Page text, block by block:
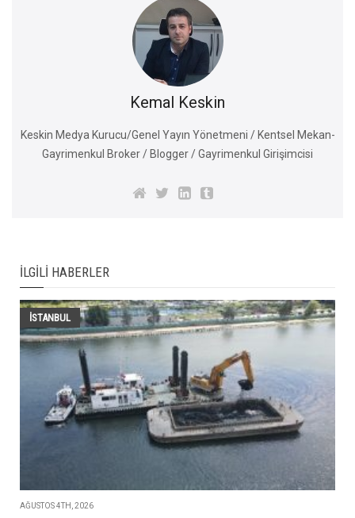
Kemal Keskin
Keskin Medya Kurucu/Genel Yayın Yönetmeni / Kentsel Mekan-
Gayrimenkul Broker / Blogger / Gayrimenkul Girişimcisi
İLGILI HABERLER
İSTANBUL
AĞUSTOS 4TH, 2026